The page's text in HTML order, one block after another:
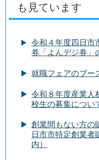
も見ています
令和４年度四日市
券「よんデジ券」
就職フェアのブー
令和８年度産業人
校生の募集につい
創業間もない方の
日市市特定創業者
内）